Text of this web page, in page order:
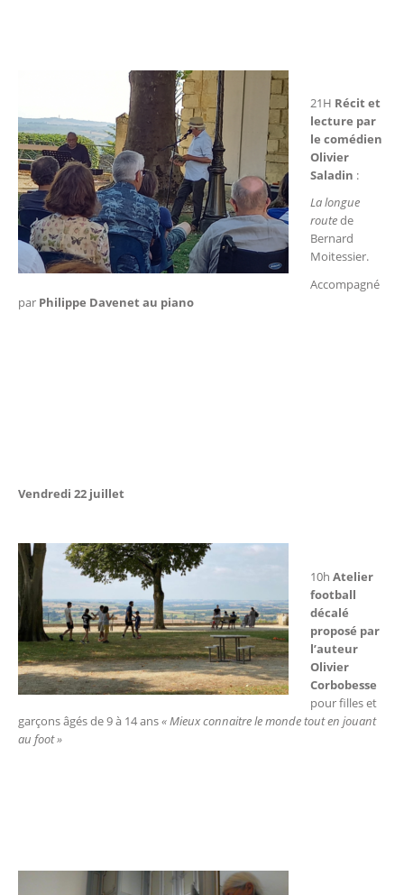
21H Récit et
lecture par
le comédien
Olivier
Saladin :
La longue
routede
Bernard
Moitessier.
Accompagné
par Philippe Davenet au piano
Vendredi 22 juillet
10h Atelier
football
décalé
proposé par
l’auteur
Olivier
Corbobesse
pour filles et
garçons âgés de 9 à 14 ans« Mieux connaitre le monde tout en jouant
au foot »